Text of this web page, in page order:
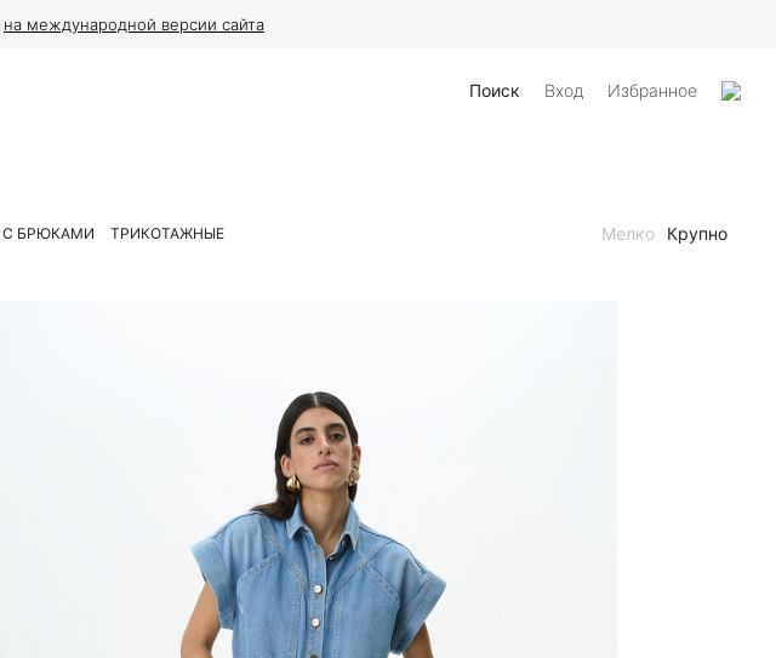
на международной версии сайта
Поиск Вход Избранное
С БРЮКАМИ ТРИКОТАЖНЫЕ Мелко Крупно